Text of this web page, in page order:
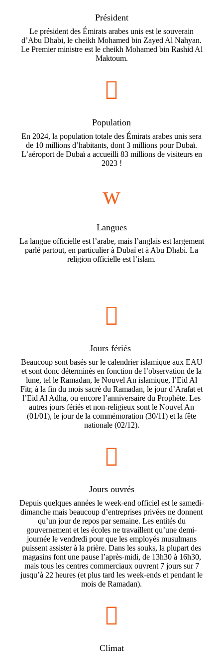
Président
Le président des Émirats arabes unis est le souverain
d’Abu Dhabi, le cheikh Mohamed bin Zayed Al Nahyan.
Le Premier ministre est le cheikh Mohamed bin Rashid Al
Maktoum.

Population
En 2024, la population totale des Émirats arabes unis sera
de 10 millions d’habitants, dont 3 millions pour Dubaï.
L’aéroport de Dubaï a accueilli 83 millions de visiteurs en
2023 !
w
Langues
La langue officielle est l’arabe, mais l’anglais est largement
parlé partout, en particulier à Dubaï et à Abu Dhabi. La
religion officielle est l’islam.

Jours fériés
Beaucoup sont basés sur le calendrier islamique aux EAU
et sont donc déterminés en fonction de l’observation de la
lune, tel le Ramadan, le Nouvel An islamique, l’Eid Al
Fitr, à la fin du mois sacré du Ramadan, le jour d’Arafat et
l’Eid Al Adha, ou encore l’anniversaire du Prophète. Les
autres jours fériés et non-religieux sont le Nouvel An
(01/01), le jour de la commémoration (30/11) et la fête
nationale (02/12).

Jours ouvrés
Depuis quelques années le week-end officiel est le samedi-
dimanche mais beaucoup d’entreprises privées ne donnent
qu’un jour de repos par semaine. Les entités du
gouvernement et les écoles ne travaillent qu’une demi-
journée le vendredi pour que les employés musulmans
puissent assister à la prière. Dans les souks, la plupart des
magasins font une pause l’après-midi, de 13h30 à 16h30,
mais tous les centres commerciaux ouvrent 7 jours sur 7
jusqu’à 22 heures (et plus tard les week-ends et pendant le
mois de Ramadan).

Climat